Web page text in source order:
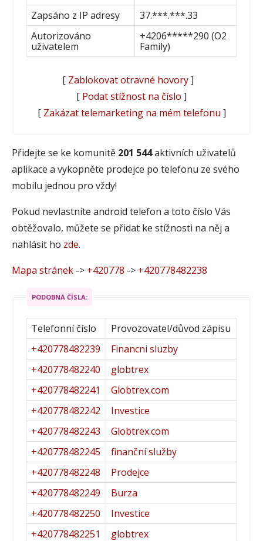
Zapsáno z IP adresy
37.***.***.33
Autorizováno
uživatelem
+4206*****290 (O2
Family)
[ Zablokovat otravné hovory]
[ Podat stížnost na číslo ]
[ Zakázat telemarketing na mém telefonu ]
Přidejte se ke komunitě 201 544aktivních uživatelů
aplikace a vykopněte prodejce po telefonu ze svého
mobilu jednou pro vždy!
Pokud nevlastníte android telefon a toto číslo Vás
obtěžovalo, můžete se přidat ke stížnosti na něj a
nahlásit ho zde.
Mapa stránek -> +420778 -> +420778482238
PODOBNÁ ČÍSLA:
Telefonní číslo
Provozovatel/důvod zápisu
+420778482239
Financni sluzby
+420778482240
globtrex
+420778482241
Globtrex.com
+420778482242
Investice
+420778482243
Globtrex.com
+420778482245
finanční služby
+420778482248
Prodejce
+420778482249
Burza
+420778482250
Investice
+420778482251
globtrex